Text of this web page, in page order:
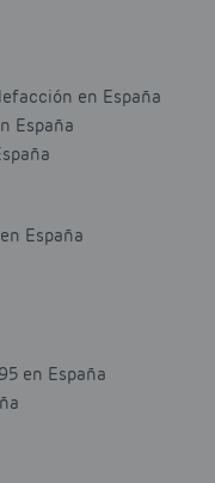
en España
España
España
en España